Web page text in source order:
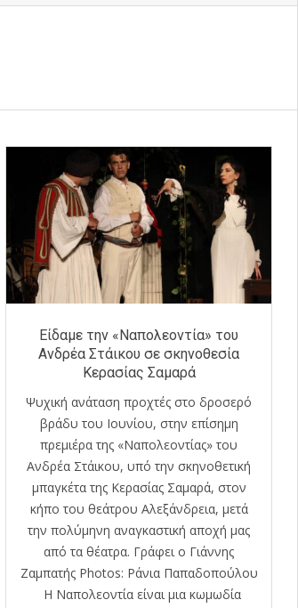
Είδαμε την «Ναπολεοντία» του
Ανδρέα Στάικου σε σκηνοθεσία
Κερασίας Σαμαρά
Ψυχική ανάταση προχτές στο δροσερό
βράδυ του Ιουνίου, στην επίσημη
πρεμιέρα της «Ναπολεοντίας» του
Ανδρέα Στάικου, υπό την σκηνοθετική
μπαγκέτα της Κερασίας Σαμαρά, στον
κήπο του θεάτρου Αλεξάνδρεια, μετά
την πολύμηνη αναγκαστική αποχή μας
από τα θέατρα. Γράφει ο Γιάννης
Ζαμπατής Photos: Ράνια Παπαδοπούλου
Η Ναπολεοντία είναι μια κωμωδία